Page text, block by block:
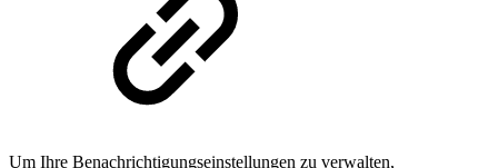
Um Ihre Benachrichtigungseinstellungen zu verwalten,